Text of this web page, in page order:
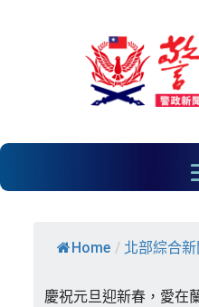
Home / 北部綜合新
慶祝元旦迎新春，愛在